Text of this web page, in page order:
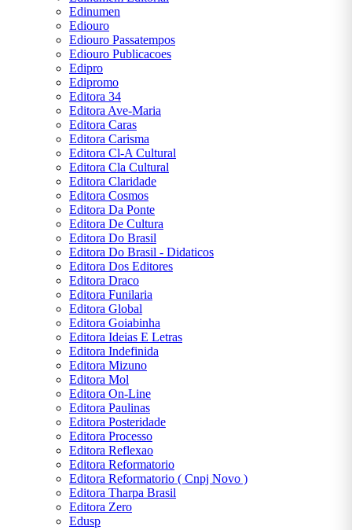
Edinumen
Ediouro
Ediouro Passatempos
Ediouro Publicacoes
Edipro
Edipromo
Editora 34
Editora Ave-Maria
Editora Caras
Editora Carisma
Editora Cl-A Cultural
Editora Cla Cultural
Editora Claridade
Editora Cosmos
Editora Da Ponte
Editora De Cultura
Editora Do Brasil
Editora Do Brasil - Didaticos
Editora Dos Editores
Editora Draco
Editora Funilaria
Editora Global
Editora Goiabinha
Editora Ideias E Letras
Editora Indefinida
Editora Mizuno
Editora Mol
Editora On-Line
Editora Paulinas
Editora Posteridade
Editora Processo
Editora Reflexao
Editora Reformatorio
Editora Reformatorio ( Cnpj Novo )
Editora Tharpa Brasil
Editora Zero
Edusp